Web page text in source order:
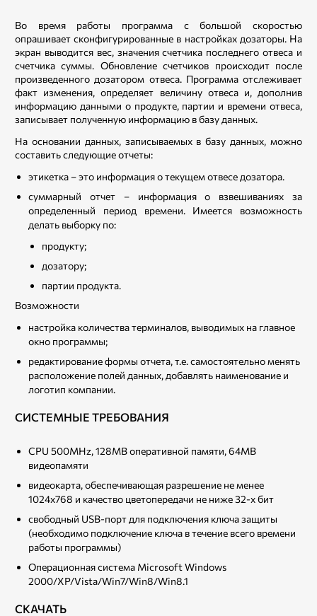
Во время работы программа с большой скоростью
опрашивает сконфигурированные в настройках дозаторы. На
экран выводится вес, значения счетчика последнего отвеса и
счетчика суммы. Обновление счетчиков происходит после
произведенного дозатором отвеса. Программа отслеживает
факт изменения, определяет величину отвеса и, дополнив
информацию данными о продукте, партии и времени отвеса,
записывает полученную информацию в базу данных.
На основании данных, записываемых в базу данных, можно
составить следующие отчеты:
этикетка – это информация о текущем отвесе дозатора.
суммарный отчет – информация о взвешиваниях за
определенный период времени. Имеется возможность
делать выборку по:
продукту;
дозатору;
партии продукта.
Возможности
настройка количества терминалов, выводимых на главное
окно программы;
редактирование формы отчета, т.е. самостоятельно менять
расположение полей данных, добавлять наименование и
логотип компании.
СИСТЕМНЫЕ ТРЕБОВАНИЯ
CPU 500MHz, 128MB оперативной памяти, 64MB
видеопамяти
видеокарта, обеспечивающая разрешение не менее
1024х768 и качество цветопередачи не ниже 32-х бит
свободный USB-порт для подключения ключа защиты
(необходимо подключение ключа в течение всего времени
работы программы)
Операционная система Microsoft Windows
2000/XP/Vista/Win7/Win8/Win8.1
СКАЧАТЬ